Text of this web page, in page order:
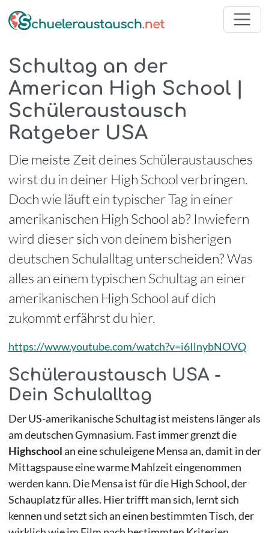
Schultag an der
American High School |
Schüleraustausch
Ratgeber USA
Die meiste Zeit deines Schüleraustausches
wirst du in deiner High School verbringen.
Doch wie läuft ein typischer Tag in einer
amerikanischen High School ab? Inwiefern
wird dieser sich von deinem bisherigen
deutschen Schulalltag unterscheiden? Was
alles an einem typischen Schultag an einer
amerikanischen High School auf dich
zukommt erfährst du hier.
https://www.youtube.com/watch?v=i6IlnybNOVQ
Schüleraustausch USA -
Dein Schulalltag
Der US-amerikanische Schultag ist meistens länger als
am deutschen Gymnasium. Fast immer grenzt die
Highschoolan eine schuleigene Mensa an, damit in der
Mittagspause eine warme Mahlzeit eingenommen
werden kann. Die Mensa ist für die High School, der
Schauplatz für alles. Hier trifft man sich, lernt sich
kennen und setzt sich an einen bestimmten Tisch, der